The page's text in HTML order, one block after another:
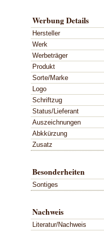
Werbung Details
Hersteller
Werk
Werbeträger
Produkt
Sorte/Marke
Logo
Schriftzug
Status/Lieferant
Auszeichnungen
Abkkürzung
Zusatz
Besonderheiten
Sontiges
Nachweis
Literatur/Nachweis